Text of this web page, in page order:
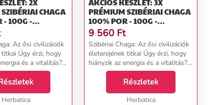
CHAGA
- 100G -
Az ősi civilizációk
Úgy érzi, hogy
és a vitalitás?
és kimerültséget érez
vagy szellemi
is? Ny...
Herbatica
PRÉMIUM SZIBÉRIAI CHAGA
100% POR - 100G -
HERBATICA
9 560 Ft
Szibériai Chaga: Az ősi civilizációk
életerejének titkai Úgy érzi, hogy
hiányzik az energia és a vitalitás?
Fáradtságot és kimerültséget érez
még rövid fizikai vagy szellemi
terhelés után is? Ny...
Részletek
Herbatica